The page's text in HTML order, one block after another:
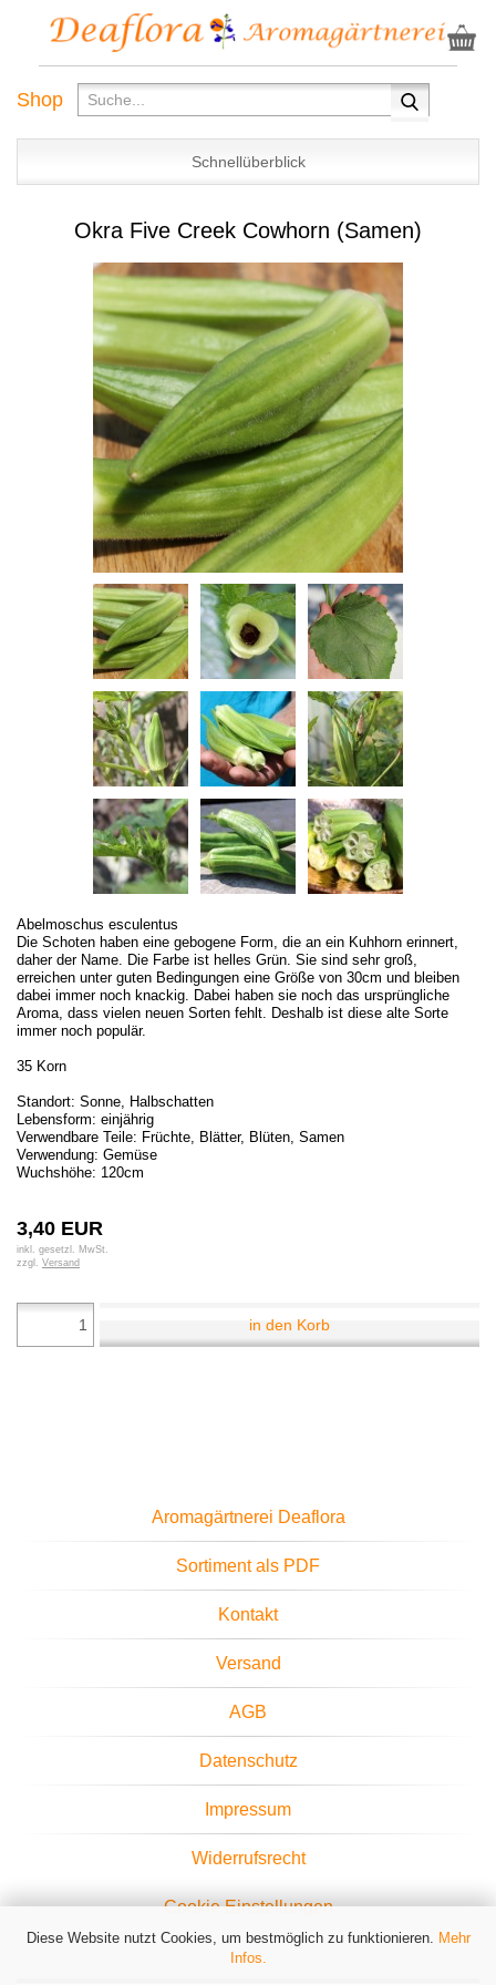
Diese Website nutzt Cookies, um bestmöglich zu funktionieren. Mehr
Infos.
Shop
Schnellüberblick
Okra Five Creek Cowhorn (Samen)
Abelmoschus esculentus
Die Schoten haben eine gebogene Form, die an ein Kuhhorn erinnert,
daher der Name. Die Farbe ist helles Grün. Sie sind sehr groß,
erreichen unter guten Bedingungen eine Größe von 30cm und bleiben
dabei immer noch knackig. Dabei haben sie noch das ursprüngliche
Aroma, dass vielen neuen Sorten fehlt. Deshalb ist diese alte Sorte
immer noch populär.
35 Korn
Standort: Sonne, Halbschatten
Lebensform: einjährig
Verwendbare Teile: Früchte, Blätter, Blüten, Samen
Verwendung: Gemüse
Wuchshöhe: 120cm
3,40 EUR
inkl. gesetzl. MwSt.
zzgl. Versand
in den Korb
Aromagärtnerei Deaflora
Sortiment als PDF
Kontakt
Versand
AGB
Datenschutz
Impressum
Widerrufsrecht
Cookie Einstellungen